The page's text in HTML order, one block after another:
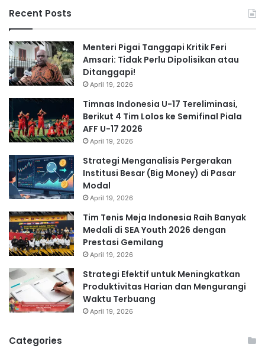
Recent Posts
Menteri Pigai Tanggapi Kritik Feri
Amsari: Tidak Perlu Dipolisikan atau
Ditanggapi!
April 19, 2026
Timnas Indonesia U-17 Tereliminasi,
Berikut 4 Tim Lolos ke Semifinal Piala
AFF U-17 2026
April 19, 2026
Strategi Menganalisis Pergerakan
Institusi Besar (Big Money) di Pasar
Modal
April 19, 2026
Tim Tenis Meja Indonesia Raih Banyak
Medali di SEA Youth 2026 dengan
Prestasi Gemilang
April 19, 2026
Strategi Efektif untuk Meningkatkan
Produktivitas Harian dan Mengurangi
Waktu Terbuang
April 19, 2026
Categories